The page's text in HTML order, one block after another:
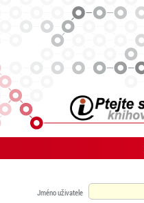
Jméno uživatele